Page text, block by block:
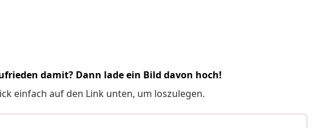
damit? Dann lade ein Bild davon hoch!
einfach auf den Link unten, um loszulegen.